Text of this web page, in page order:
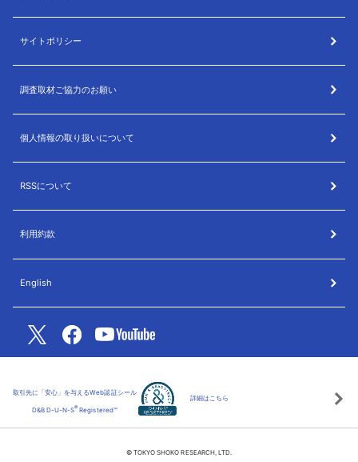
サイトポリシー
調査取材ご協力のお願い
個人情報の取り扱いについて
RSSについて
利用約款
English
© TOKYO SHOKO RESEARCH, LTD.
取引先に「安心」を与えるWeb認証シール
D&B D-U-N-S® Registered™
詳細はこちら